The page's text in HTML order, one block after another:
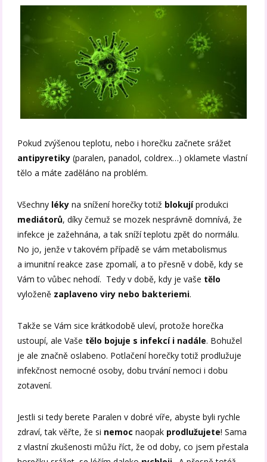
Pokud zvýšenou teplotu, nebo i horečku začnete srážet
antipyretiky (paralen, panadol, coldrex…) oklamete vlastní
tělo a máte zaděláno na problém.
Všechny léky na snížení horečky totiž blokujíprodukci
mediátorů, díky čemuž se mozek nesprávně domnívá, že
infekce je zažehnána, a tak sníží teplotu zpět do normálu.
No jo, jenže v takovém případě se vám metabolismus
a imunitní reakce zase zpomalí, a to přesně v době, kdy se
Vám to vůbec nehodí. Tedy v době, kdy je vaše tělo
vyloženě zaplaveno viry nebo bakteriemi.
Takže se Vám sice krátkodobě uleví, protože horečka
ustoupí, ale Vaše tělo bojuje s infekcí i nadále. Bohužel
je ale značně oslabeno. Potlačení horečky totiž prodlužuje
infekčnost nemocné osoby, dobu trvání nemoci i dobu
zotavení.
Jestli si tedy berete Paralen v dobré víře, abyste byli rychle
zdraví, tak věřte, že si nemoc naopak prodlužujete! Sama
z vlastní zkušenosti můžu říct, že od doby, co jsem přestala